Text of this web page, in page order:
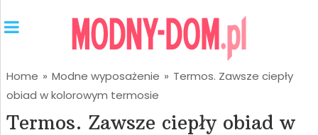
Home » Modne wyposażenie » Termos. Zawsze ciepły
obiad w kolorowym termosie
Termos. Zawsze ciepły obiad w